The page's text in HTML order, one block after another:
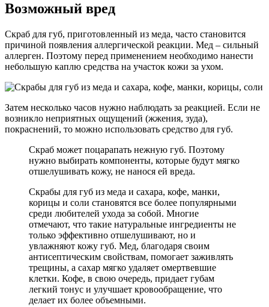
Возможный вред
Скраб для губ, приготовленный из меда, часто становится
причиной появления аллергической реакции. Мед – сильный
аллерген. Поэтому перед применением необходимо нанести
небольшую каплю средства на участок кожи за ухом.
Затем несколько часов нужно наблюдать за реакцией. Если не
возникло неприятных ощущений (жжения, зуда),
покраснений, то можно использовать средство для губ.
Скраб может поцарапать нежную губ. Поэтому
нужно выбирать компоненты, которые будут мягко
отшелушивать кожу, не нанося ей вреда.
Скрабы для губ из меда и сахара, кофе, манки,
корицы и соли становятся все более популярными
среди любителей ухода за собой. Многие
отмечают, что такие натуральные ингредиенты не
только эффективно отшелушивают, но и
увлажняют кожу губ. Мед, благодаря своим
антисептическим свойствам, помогает заживлять
трещины, а сахар мягко удаляет омертвевшие
клетки. Кофе, в свою очередь, придает губам
легкий тонус и улучшает кровообращение, что
делает их более объемными.